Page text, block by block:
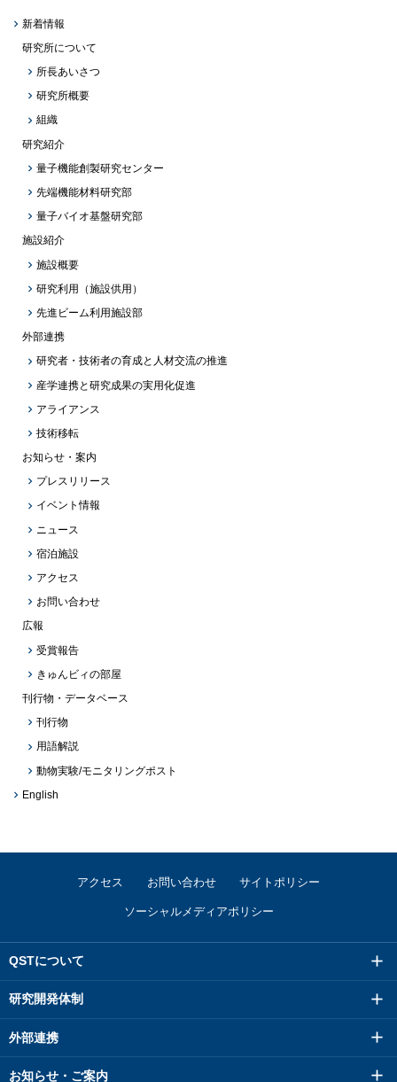
新着情報
研究所について
所長あいさつ
研究所概要
組織
研究紹介
量子機能創製研究センター
先端機能材料研究部
量子バイオ基盤研究部
施設紹介
施設概要
研究利用（施設供用）
先進ビーム利用施設部
外部連携
研究者・技術者の育成と人材交流の推進
産学連携と研究成果の実用化促進
アライアンス
技術移転
お知らせ・案内
プレスリリース
イベント情報
ニュース
宿泊施設
アクセス
お問い合わせ
広報
受賞報告
きゅんビィの部屋
刊行物・データベース
刊行物
用語解説
動物実験/モニタリングポスト
English
アクセス お問い合わせ サイトポリシー
ソーシャルメディアポリシー
QSTについて
研究開発体制
外部連携
お知らせ・ご案内